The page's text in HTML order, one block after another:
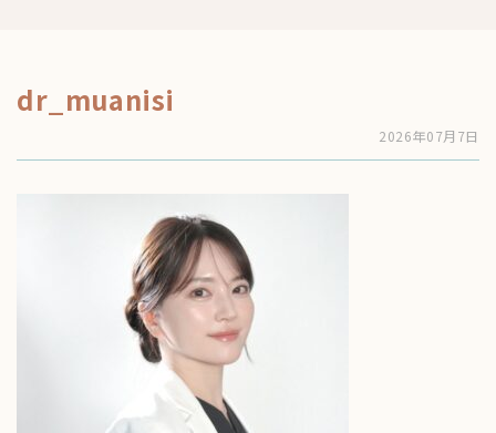
dr_muanisi
2026年07月7日